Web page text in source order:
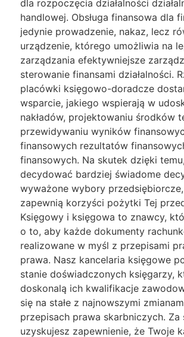
dla rozpoczęcia działalności
handlowej. Obsługa finansowa dla
jedynie prowadzenie, nakaz, lecz
urządzenie, którego umożliwia na
zarządzania efektywniejsze
sterowanie finansami działalności.
placówki księgowo-doradcze
wsparcie, jakiego wspierają w
nakładów, projektowaniu środków
przewidywaniu wyników
finansowych rezultatów
finansowych. Na skutek dzięki
decydować bardziej świadome
wyważone wybory
zapewnią korzyści pożytki Tej
Księgowy i księgowa to znawcy,
o to, aby każde dokumenty
realizowane w myśl z przepisami
prawa. Nasz kancelaria księgowe
stanie doświadczonych księgarzy,
doskonalą ich kwalifikacje
się na stałe z najnowszymi
przepisach prawa skarbniczych. Za
uzyskujesz zapewnienie, że Twoje